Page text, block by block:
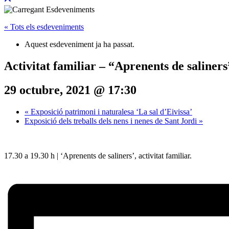
« Tots els esdeveniments
Aquest esdeveniment ja ha passat.
Activitat familiar – “Aprenents de
29 octubre, 2021 @ 17:30
« Exposició patrimoni i naturalesa ‘La sal d’Eivissa’
Exposició dels treballs dels nens i nenes de Sant Jordi »
17.30 a 19.30 h | ‘Aprenents de saliners’, activitat familiar.